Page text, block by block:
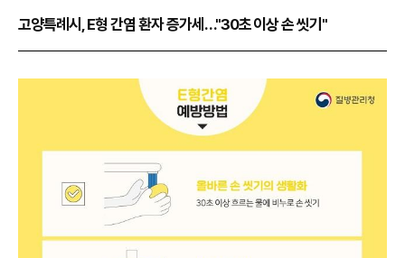
고양특례시, E형 간염 환자 증가세…"30초 이상 손 씻기"